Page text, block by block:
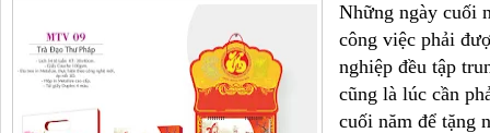
Những ngày cuối
công việc phải
nghiệp đều tập
cũng là lúc cần
cuối năm để tặng